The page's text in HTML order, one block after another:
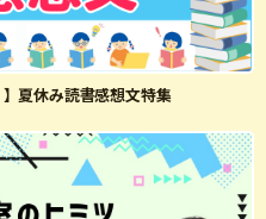
夏休み読書感想文特集